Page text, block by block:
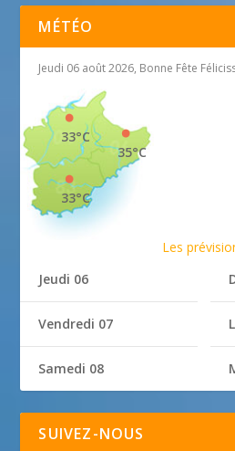
MÉTÉO
Jeudi 06 août 2026, Bonne Fête
35°C
33°C
33°C
Les
Jeudi 06
Vendredi 07
Samedi 08
SUIVEZ-NOUS